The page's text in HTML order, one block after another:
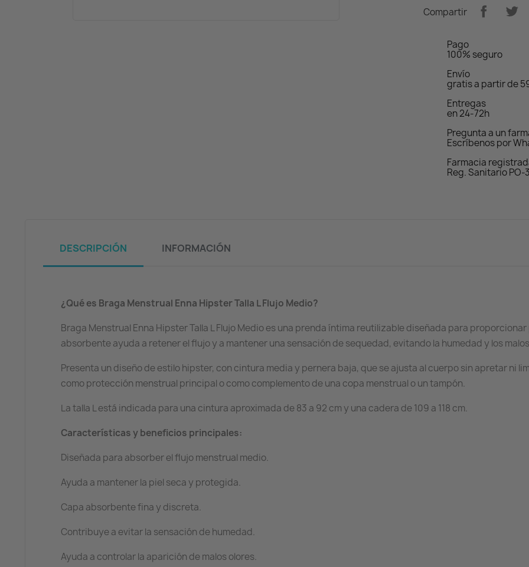
Compartir
Pago
100% seguro
Envío
gratis a partir de
Entregas
en 24-72h
Pregunta a un
Escríbenos por
Farmacia
Reg. Sanitario
DESCRIPCIÓN INFORMACIÓN
¿Qué es Braga Menstrual Enna Hipster Talla L Flujo Medio?
Braga Menstrual Enna Hipster Talla L Flujo Medio es una prenda íntima reutilizable diseñada para
absorbente ayuda a retener el flujo y a mantener una sensación de sequedad, evitando la humedad y los
Presenta un diseño de estilo hipster, con cintura media y pernera baja, que se ajusta al cuerpo sin apretar ni
como protección menstrual principal o como complemento de una copa menstrual o un tampón.
La talla L está indicada para una cintura aproximada de 83 a 92 cm y una cadera de 109 a 118 cm.
Características y beneficios principales:
Diseñada para absorber el flujo menstrual medio.
Ayuda a mantener la piel seca y protegida.
Capa absorbente fina y discreta.
Contribuye a evitar la sensación de humedad.
Ayuda a controlar la aparición de malos olores.